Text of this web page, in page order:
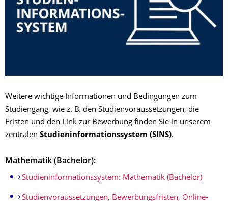
Weitere wichtige Informationen und Bedingungen zum
Studiengang, wie z. B. den Studienvoraussetzungen, die
Fristen und den Link zur Bewerbung finden Sie in unserem
zentralen Studieninformationssystem (SINS).
Mathematik (Bachelor):
Studieninformationssystem: Mathematik (Bachelor)
Studienvoraussetzungen, Bewerbungsfristen, Online-